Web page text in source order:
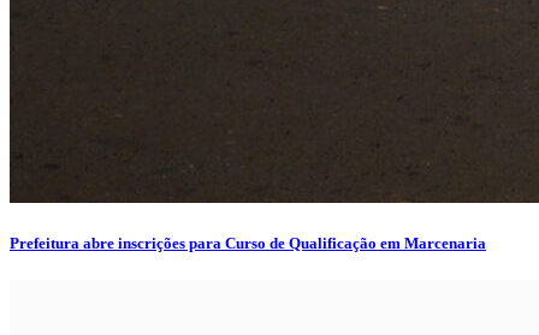
Prefeitura abre inscrições para Curso de Qualificação em Marcenaria